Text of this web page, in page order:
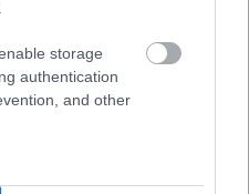
storage
authentication
and other
egy média felkap
pl az SZFE ügyét.
között, hogy az
AKKORIBAN
MEGBÍZHATÓ
kommunistát. Ez tény!
amely egyébként